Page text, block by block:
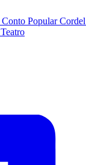
Conto PopularCordel
Teatro